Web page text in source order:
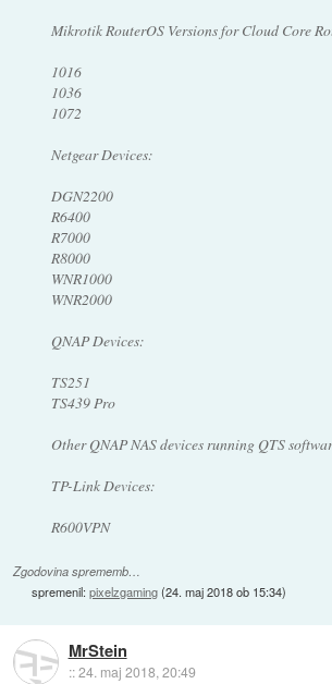
Mikrotik RouterOS Versions for Cloud Core
1016
1036
1072
Netgear Devices:
DGN2200
R6400
R7000
R8000
WNR1000
WNR2000
QNAP Devices:
TS251
TS439 Pro
Other QNAP NAS devices running QTS
TP-Link Devices:
R600VPN
Zgodovina sprememb…
spremenil:pixelzgaming(24. maj 2018 ob 15:34)
MrStein
::24. maj 2018, 20:49